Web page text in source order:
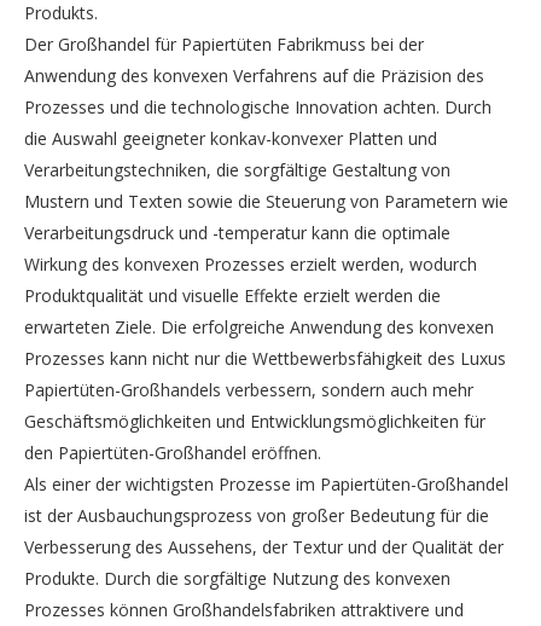
Produkts.
Der Großhandel für Papiertüten Fabrikmuss bei der
Anwendung des konvexen Verfahrens auf die Präzision des
Prozesses und die technologische Innovation achten. Durch
die Auswahl geeigneter konkav-konvexer Platten und
Verarbeitungstechniken, die sorgfältige Gestaltung von
Mustern und Texten sowie die Steuerung von Parametern wie
Verarbeitungsdruck und -temperatur kann die optimale
Wirkung des konvexen Prozesses erzielt werden, wodurch
Produktqualität und visuelle Effekte erzielt werden die
erwarteten Ziele. Die erfolgreiche Anwendung des konvexen
Prozesses kann nicht nur die Wettbewerbsfähigkeit des Luxus
Papiertüten-Großhandels verbessern, sondern auch mehr
Geschäftsmöglichkeiten und Entwicklungsmöglichkeiten für
den Papiertüten-Großhandel eröffnen.
Als einer der wichtigsten Prozesse im Papiertüten-Großhandel
ist der Ausbauchungsprozess von großer Bedeutung für die
Verbesserung des Aussehens, der Textur und der Qualität der
Produkte. Durch die sorgfältige Nutzung des konvexen
Prozesses können Großhandelsfabriken attraktivere und